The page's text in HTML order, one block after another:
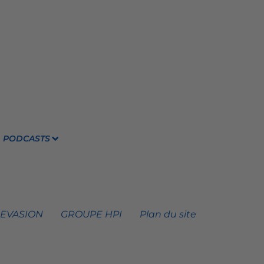
PODCASTS
GROUPE HPI Plan du site